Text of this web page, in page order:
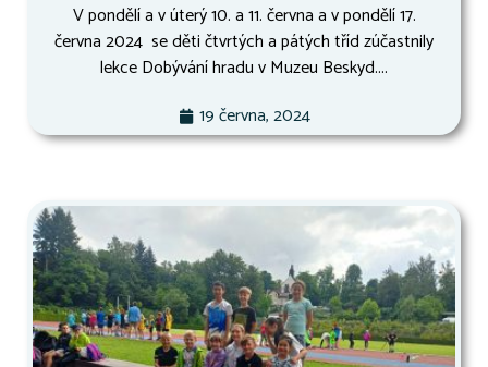
V pondělí a v úterý 10. a 11. června a v pondělí 17.
června 2024 se děti čtvrtých a pátých tříd zúčastnily
lekce Dobývání hradu v Muzeu Beskyd....
19 června, 2024